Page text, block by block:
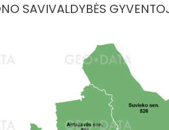
SAVIVALDYBĖS